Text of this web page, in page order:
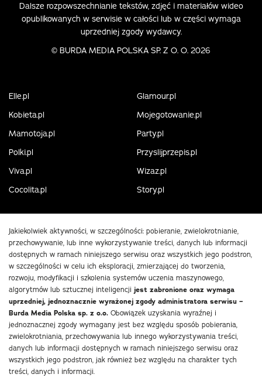
Dalsze rozpowszechnianie tekstów, zdjęć i materiałów wideo
opublikowanych w serwisie w całości lub w części wymaga
uprzedniej zgody wydawcy.
© BURDA MEDIA POLSKA SP. Z O. O. 2026
Elle.pl
Glamour.pl
Kobieta.pl
Mojegotowanie.pl
Mamotoja.pl
Party.pl
Polki.pl
Przyslijprzepis.pl
Viva.pl
Wizaz.pl
Cocolita.pl
Story.pl
Jakiekolwiek aktywności, w szczególności: pobieranie, zwielokrotnianie,
przechowywanie, lub inne wykorzystywanie treści, danych lub informacji
dostępnych w ramach niniejszego serwisu oraz wszystkich jego podstron,
w szczególności w celu ich eksploracji, zmierzającej do tworzenia,
rozwoju, modyfikacji i szkolenia systemów uczenia maszynowego,
algorytmów lub sztucznej inteligencji jest zabronione oraz wymaga
uprzedniej, jednoznacznie wyrażonej zgody administratora serwisu –
Burda Media Polska sp. z o.o. Obowiązek uzyskania wyraźnej i
jednoznacznej zgody wymagany jest bez względu sposób pobierania,
zwielokrotniania, przechowywania lub innego wykorzystywania treści,
danych lub informacji dostępnych w ramach niniejszego serwisu oraz
wszystkich jego podstron, jak również bez względu na charakter tych
treści, danych i informacji.